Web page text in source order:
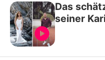
Das
seiner